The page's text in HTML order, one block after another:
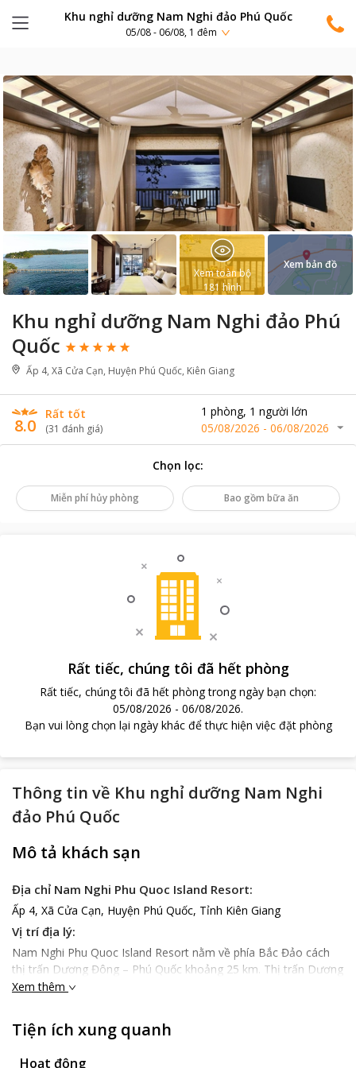
Khu nghỉ dưỡng Nam Nghi đảo Phú Quốc
05/08 - 06/08, 1 đêm
Khu nghỉ dưỡng Nam Nghi đảo Phú
Quốc
Ấp 4, Xã Cửa Cạn, Huyện Phú Quốc, Kiên Giang
8.0
Rất tốt
(31 đánh giá)
1 phòng, 1 người lớn
05/08/2026 - 06/08/2026
Xem toàn bộ
181 hình
Xem bản đồ
Chọn lọc:
Miễn phí hủy phòng Bao gồm bữa ăn
Rất tiếc, chúng tôi đã hết phòng
Rất tiếc, chúng tôi đã hết phòng trong ngày bạn chọn:
05/08/2026 - 06/08/2026.
Bạn vui lòng chọn lại ngày khác để thực hiện việc đặt phòng
Thông tin về Khu nghỉ dưỡng Nam Nghi
đảo Phú Quốc
Mô tả khách sạn
Địa chỉ Nam Nghi Phu Quoc Island Resort:
Ấp 4, Xã Cửa Cạn, Huyện Phú Quốc, Tỉnh Kiên Giang
Vị trí địa lý:
Nam Nghi Phu Quoc Island Resort nằm về phía Bắc Đảo cách
thị trấn Dương Đông – Phú Quốc khoảng 25 km. Thị trấn Dương
Đông và Suối Tranh đều nằm trong bán kính 45 phút lái xe từ
Phú Quốc, cách đó 55 phút lái xe.
Đặc điểm Nam Nghi Phu Quoc Island Resort:
Nam Nghi Phu Quoc Island Resort thừa hưởng cảnh quan thiên
Xem thêm
Tiện ích xung quanh
Hoạt động